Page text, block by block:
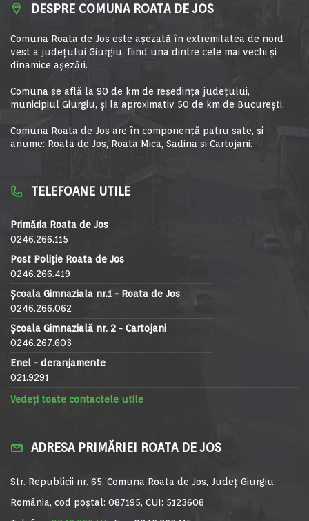
DESPRE COMUNA ROATA DE JOS
Comuna Roata de Jos este aşezată în extremitatea de nord
vest a judeţului Giurgiu, fiind una dintre cele mai vechi şi
dinamice aşezări.
Comuna se află la 90 de km de reşedinţa judeţului,
municipiul Giurgiu, şi la aproximativ 50 de km de Bucureşti.
Comuna Roata de Jos are în componență patru sate, și
anume: Roata de Jos, Roata Mica, Sadina si Cartojani.
TELEFOANE UTILE
Primăria Roata de Jos
0246.266.115
Post Poliție Roata de Jos
0246.266.419
Școala Gimnaziala nr.1 - Roata de Jos
0246.266.062
Școala Gimnazială nr. 2 - Cartojani
0246.267.603
Enel - deranjamente
021.9291
Vedeți toate contactele utile
ADRESA PRIMĂRIEI ROATA DE JOS
Str. Republicii nr. 65, Comuna Roata de Jos, Județ Giurgiu,
România, cod poștal: 087195, CUI: 5123608